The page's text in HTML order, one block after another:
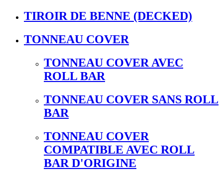
TIROIR DE BENNE (DECKED)
TONNEAU COVER
TONNEAU COVER AVEC
ROLL BAR
TONNEAU COVER SANS ROLL
BAR
TONNEAU COVER
COMPATIBLE AVEC ROLL
BAR D'ORIGINE